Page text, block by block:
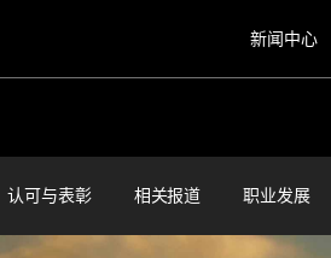
新闻中心
认可与表彰 相关报道 职业发展